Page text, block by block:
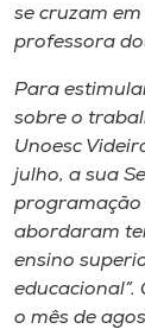
se cruzam
professora
Para
sobre o
Unoesc
julho, a sua
programação
abordaram
ensino
o mês de